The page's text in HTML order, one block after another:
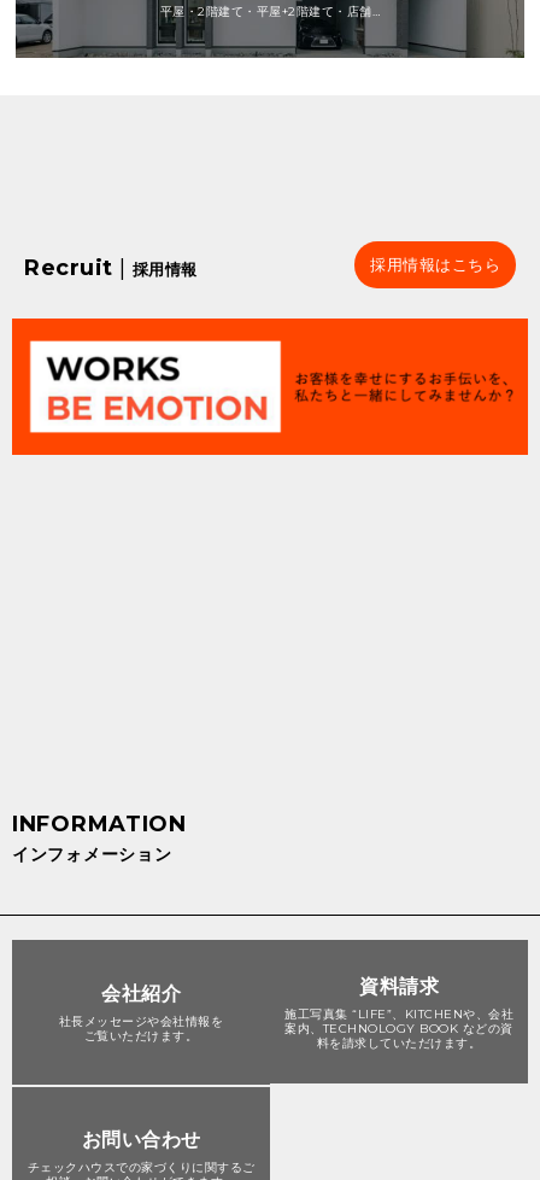
平屋・2階建て・平屋+2階建て・店舗…
Recruit 採用情報 採用情報はこちら
インフォメーション
会社紹介
社長メッセージや会社情報を
ご覧いただけます。
資料請求
施工写真集 “LIFE”、KITCHENや、会社
案内、TECHNOLOGY BOOK などの資
料を請求していただけます。
お問い合わせ
チェックハウスでの家づくりに関するご